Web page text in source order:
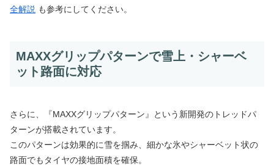
全解説 も参考にしてください。
MAXXグリップパターンで雪上・シャーベ
ット路面に対応
さらに、『MAXXグリップパターン』という新開発のトレッドパ
ターンが搭載されています。
このパターンは効果的に雪を掴み、細かな氷やシャーベット状の
路面でもタイヤの接地面積を確保。